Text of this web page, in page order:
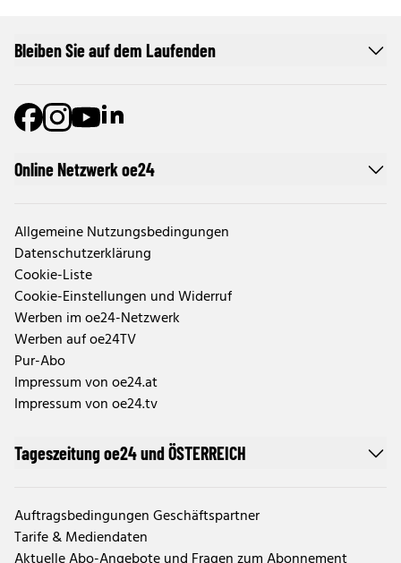
Online Netzwerk oe24
Allgemeine Nutzungsbedingungen
Datenschutzerklärung
Cookie-Liste
Cookie-Einstellungen und Widerruf
Werben im oe24-Netzwerk
Werben auf oe24TV
Pur-Abo
Impressum von oe24.at
Impressum von oe24.tv
Tageszeitung oe24 und ÖSTERREICH
Auftragsbedingungen Geschäftspartner
Tarife & Mediendaten
Bleiben Sie auf dem Laufenden